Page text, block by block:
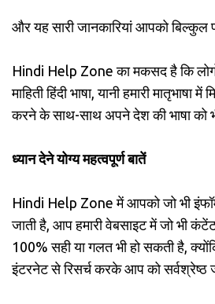
और यह सारी जानकारियां आपको बिल्कुल
Hindi Help Zone का मकसद है कि
माहिती हिंदी भाषा, यानी हमारी मातृभाषा
करने के साथ-साथ अपने देश की भाषा को
ध्यान देने योग्य महत्वपूर्ण बातें
Hindi Help Zone में आपको जो भी
जाती है, आप हमारी वेबसाइट में जो भी
100% सही या गलत भी हो सकती है,
इंटरनेट से रिसर्च करके आप को सर्वश्रेष्ठ